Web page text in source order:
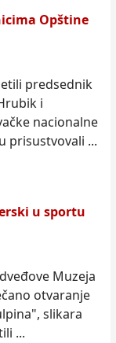
Opštine
predsednik
i
nacionalne
prisustvovali ...
u sportu
Muzeja
otvaranje
slikara
...